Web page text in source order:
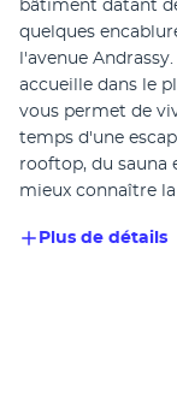
bâtiment datant
quelques
l'avenue
accueille dans le
vous permet de
temps d'une
rooftop, du sauna
mieux connaître la
Plus de détails